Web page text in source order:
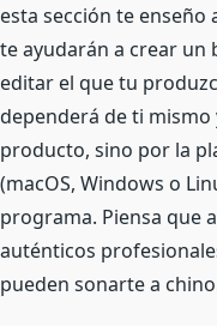
esta sección te enseño
te ayudarán a crear un
editar el que tu
dependerá de ti
producto, sino por la
(macOS, Windows o
programa. Piensa que
auténticos
pueden sonarte a